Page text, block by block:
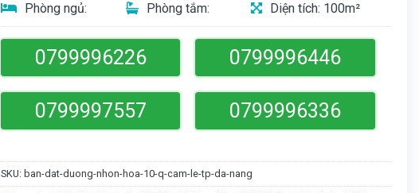
Phòng ngủ: Phòng tắm: Diện tích: 100m²
0799996226 0799996446
0799997557 0799996336
SKU: ban-dat-duong-nhon-hoa-10-q-cam-le-tp-da-nang